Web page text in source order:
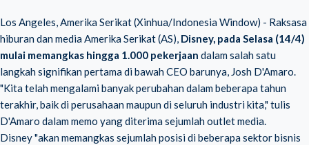
Los Angeles, Amerika Serikat (Xinhua/Indonesia Window) - Raksasa
hiburan dan media Amerika Serikat (AS), Disney, pada Selasa (14/4)
mulai memangkas hingga 1.000 pekerjaan dalam salah satu
langkah signifikan pertama di bawah CEO barunya, Josh D'Amaro.
"Kita telah mengalami banyak perubahan dalam beberapa tahun
terakhir, baik di perusahaan maupun di seluruh industri kita," tulis
D'Amaro dalam memo yang diterima sejumlah outlet media.
Disney "akan memangkas sejumlah posisi di beberapa sektor bisnis